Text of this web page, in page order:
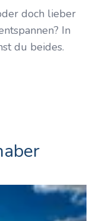
doch lieber
In
du beides.